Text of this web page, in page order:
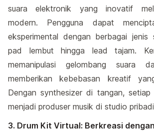
suara elektronik yang inovatif
modern. Pengguna dapat
eksperimental dengan berbagai jenis
pad lembut hingga lead tajam.
memanipulasi gelombang suara
memberikan kebebasan kreatif
Dengan synthesizer di tangan, setiap
menjadi produser musik di studio
3. Drum Kit Virtual: Berkreasi